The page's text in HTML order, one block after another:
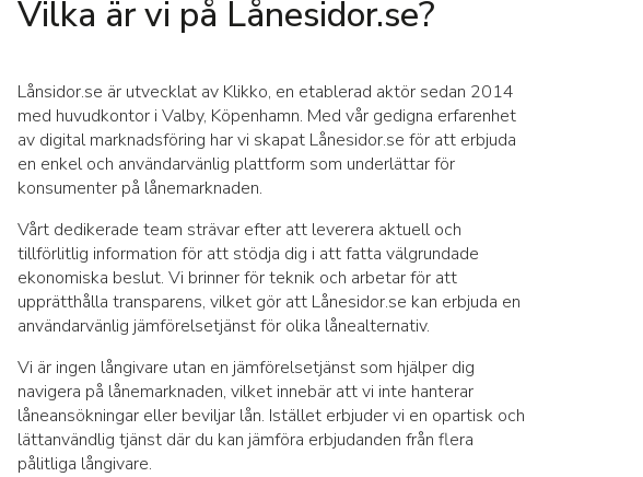
Vilka är vi på Lånesidor.se?
Lånsidor.se är utvecklat av Klikko, en etablerad aktör sedan 2014
med huvudkontor i Valby, Köpenhamn. Med vår gedigna erfarenhet
av digital marknadsföring har vi skapat Lånesidor.se för att erbjuda
en enkel och användarvänlig plattform som underlättar för
konsumenter på lånemarknaden.
Vårt dedikerade team strävar efter att leverera aktuell och
tillförlitlig information för att stödja dig i att fatta välgrundade
ekonomiska beslut. Vi brinner för teknik och arbetar för att
upprätthålla transparens, vilket gör att Lånesidor.se kan erbjuda en
användarvänlig jämförelsetjänst för olika lånealternativ.
Vi är ingen långivare utan en jämförelsetjänst som hjälper dig
navigera på lånemarknaden, vilket innebär att vi inte hanterar
låneansökningar eller beviljar lån. Istället erbjuder vi en opartisk och
lättanvändlig tjänst där du kan jämföra erbjudanden från flera
pålitliga långivare.